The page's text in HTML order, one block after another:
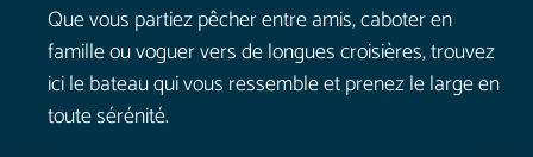
Que vous partiez pêcher entre amis, caboter en
famille ou voguer vers de longues croisières, trouvez
ici le bateau qui vous ressemble et prenez le large en
toute sérénité.